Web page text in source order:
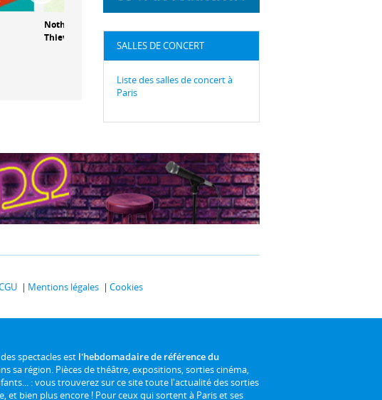
Nothing But
Thieves
SALLES DE CONCERT
Liste des salles de concert à
Paris
Mentions légales Cookies
spectacles est l'hebdomadaire de référence du
sa région. Pièces de théâtre, expositions, sorties cinéma,
: vous trouverez sur ce site toute l'actualité des sorties
et bien plus encore ! Pour ceux qui sortent à Paris et ses